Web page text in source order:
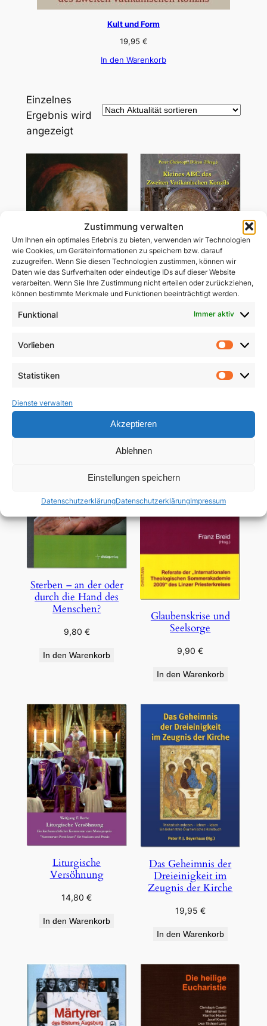
Zustimmung verwalten
Um Ihnen ein optimales Erlebnis zu bieten, verwenden wir Technologien
wie Cookies, um Geräteinformationen zu speichern bzw. darauf
zuzugreifen. Wenn Sie diesen Technologien zustimmen, können wir
Daten wie das Surfverhalten oder eindeutige IDs auf dieser Website
verarbeiten. Wenn Sie Ihre Zustimmung nicht erteilen oder zurückziehen,
können bestimmte Merkmale und Funktionen beeinträchtigt werden.
Funktional Immer aktiv
Vorlieben
Statistiken
Dienste verwalten
Akzeptieren
Ablehnen
Einstellungen speichern
DatenschutzerklärungDatenschutzerklärungImpressum
Kult und Form
19,95 €
In den Warenkorb
Einzelnes
Ergebnis wird
angezeigt
John Henry Newman
Zweiten Vatikanischen
Sterben – an der oder
durch die Hand des
Menschen?
9,80 €
In den Warenkorb
Glaubenskrise und
Seelsorge
9,90€
In den Warenkorb
Liturgische
Versöhnung
14,80€
In den Warenkorb
Das Geheimnis der
Dreieinigkeit im
Zeugnis der Kirche
19,95 €
In den Warenkorb